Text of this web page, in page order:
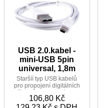
USB 2.0.kabel -
mini-USB 5pin
universal, 1,8m
Staršíí typ USB kabelů
pro propojení digitálních
B pro větší množství
106,80 Kč